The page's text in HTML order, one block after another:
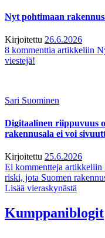
Nyt pohtimaan
Kirjoitettu 26.6.2026
8 kommenttia artikkeliin
viestejä!
Sari Suominen
Digitaalinen riippuvuus
rakennusala ei voi
Kirjoitettu 25.6.2026
Ei kommentteja artikkeliin
riski, jota Suomen
Lisää vieraskynästä
Kumppaniblogit